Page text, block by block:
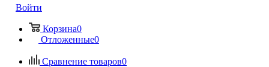
Войти
Корзина0
Отложенные0
Сравнение товаров0